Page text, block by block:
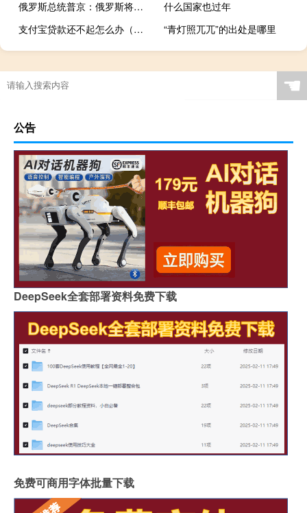
俄罗斯总统普京：俄罗斯将向新客户增加液化天然气和管道天然气供应
什么国家也过年
支付宝贷款还不起怎么办（支付宝贷款平台）
“青灯照兀兀”的出处是哪里
☚
公告
DeepSeek全套部署资料免费下载
免费可商用字体批量下载